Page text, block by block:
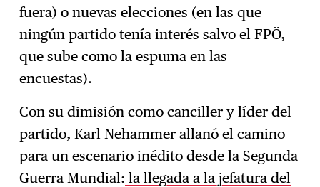
fuera) o nuevas elecciones (en las que
ningún partido tenía interés salvo el FPÖ,
que sube como la espuma en las
encuestas).
Con su dimisión como canciller y líder del
partido, Karl Nehammer allanó el camino
para un escenario inédito desde la Segunda
Guerra Mundial: la llegada a la jefatura del